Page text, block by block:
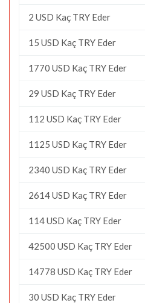
2 USD Kaç TRY Eder
15 USD Kaç TRY Eder
1770 USD Kaç TRY Eder
29 USD Kaç TRY Eder
112 USD Kaç TRY Eder
1125 USD Kaç TRY Eder
2340 USD Kaç TRY Eder
2614 USD Kaç TRY Eder
114 USD Kaç TRY Eder
42500 USD Kaç TRY Eder
14778 USD Kaç TRY Eder
30 USD Kaç TRY Eder